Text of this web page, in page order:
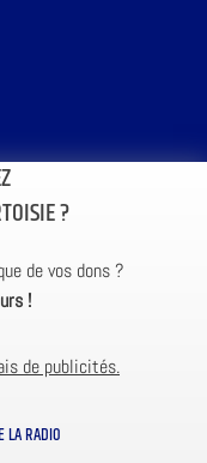
?
de vos dons ?
!
de publicités.
LA RADIO